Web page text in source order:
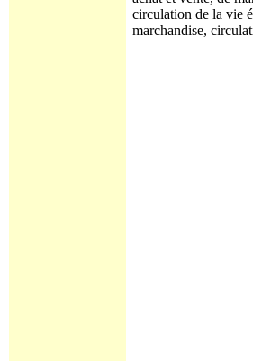
circulation de la vie
marchandise,